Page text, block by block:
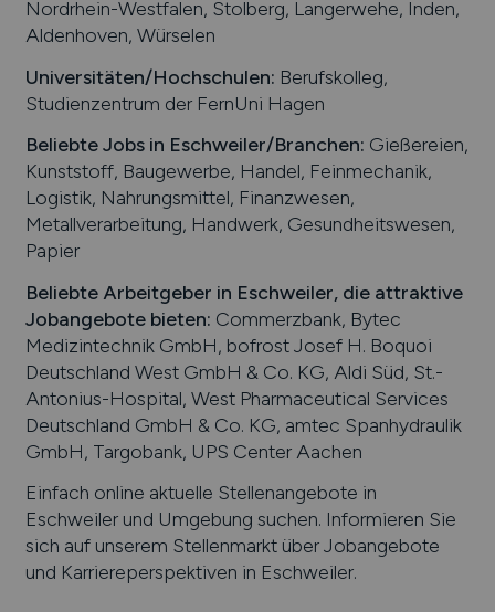
Nordrhein-Westfalen, Stolberg, Langerwehe, Inden,
Aldenhoven, Würselen
Universitäten/Hochschulen: Berufskolleg,
Studienzentrum der FernUni Hagen
Beliebte Jobs in Eschweiler/Branchen: Gießereien,
Kunststoff, Baugewerbe, Handel, Feinmechanik,
Logistik, Nahrungsmittel, Finanzwesen,
Metallverarbeitung, Handwerk, Gesundheitswesen,
Papier
Beliebte Arbeitgeber in Eschweiler, die attraktive
Jobangebote bieten: Commerzbank, Bytec
Medizintechnik GmbH, bofrost Josef H. Boquoi
Deutschland West GmbH & Co. KG, Aldi Süd, St.-
Antonius-Hospital, West Pharmaceutical Services
Deutschland GmbH & Co. KG, amtec Spanhydraulik
GmbH, Targobank, UPS Center Aachen
Einfach online aktuelle Stellenangebote in
Eschweilerund Umgebung suchen. Informieren Sie
sich auf unserem Stellenmarkt über Jobangebote
und Karriereperspektiven in Eschweiler.